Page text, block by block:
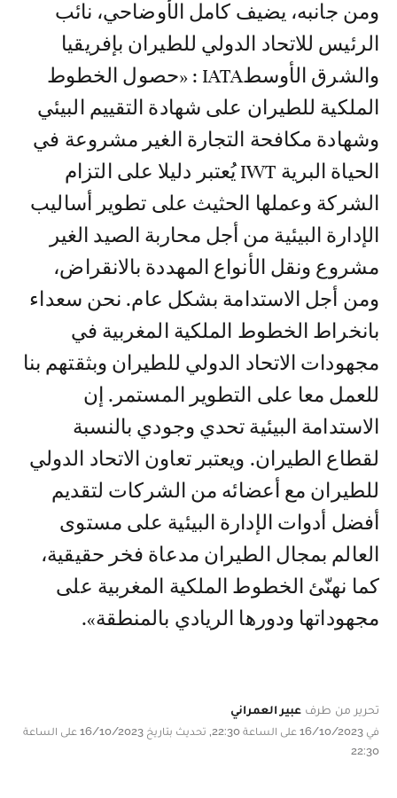
ومن جانبه، يضيف كامل الأوضاحي، نائب
الرئيس للاتحاد الدولي للطيران بإفريقيا
والشرق الأوسطIATA : «حصول الخطوط
الملكية للطيران على شهادة التقييم البيئي
وشهادة مكافحة التجارة الغير مشروعة في
الحياة البرية IWT يُعتبر دليلا على التزام
الشركة وعملها الحثيث على تطوير أساليب
الإدارة البيئية من أجل محاربة الصيد الغير
مشروع ونقل الأنواع المهددة بالانقراض،
ومن أجل الاستدامة بشكل عام. نحن سعداء
بانخراط الخطوط الملكية المغربية في
مجهودات الاتحاد الدولي للطيران وبثقتهم بنا
للعمل معا على التطوير المستمر. إن
الاستدامة البيئية تحدي وجودي بالنسبة
لقطاع الطيران. ويعتبر تعاون الاتحاد الدولي
للطيران مع أعضائه من الشركات لتقديم
أفضل أدوات الإدارة البيئية على مستوى
العالم بمجال الطيران مدعاة فخر حقيقية،
كما نهنّئ الخطوط الملكية المغربية على
مجهوداتها ودورها الريادي بالمنطقة».
تحرير من طرف عبير العمراني
في 16/10/2023 على الساعة 22:30, تحديث بتاريخ 16/10/2023 على الساعة
22:30